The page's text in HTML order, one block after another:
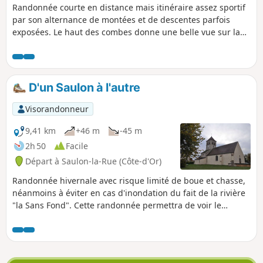
Randonnée courte en distance mais itinéraire assez sportif
par son alternance de montées et de descentes parfois
exposées. Le haut des combes donne une belle vue sur la
D'un Saulon à l'autre
Visorandonneur
9,41 km
+46 m
-45 m
2h 50
Facile
Départ à Saulon-la-Rue (Côte-d'Or)
Randonnée hivernale avec risque limité de boue et chasse,
néanmoins à éviter en cas d'inondation du fait de la rivière
"la Sans Fond". Cette randonnée permettra de voir le
avec ses 2 tourelles, et de longer une partie de la rivière "la
Sans Fond" avec le moulin de Saulon-la-Chapelle. Problème
de propriété privée, modification d'itinéraire en cours